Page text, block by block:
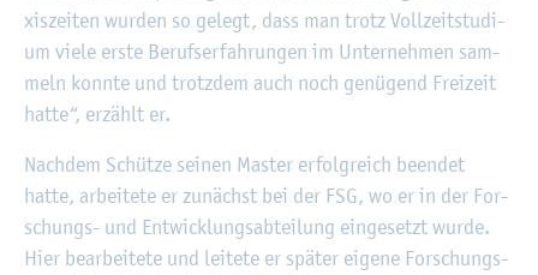
xis­zei­ten wur­den so ge­legt, dass man trotz Voll­zeit­stu­di­
um viele erste Be­rufs­er­fah­run­gen im Un­ter­neh­men sam­
meln konn­te und trotz­dem auch noch ge­nü­gend Frei­zeit
hatte“, er­zählt er.
Nach­dem Schüt­ze sei­nen Mas­ter er­folg­reich be­en­det
hatte, ar­bei­te­te er zu­nächst bei der FSG, wo er in der For­
schungs- und Ent­wick­lungs­ab­tei­lung ein­ge­setzt wurde.
Hier be­ar­bei­te­te und lei­te­te er spä­ter ei­ge­ne For­schungs­